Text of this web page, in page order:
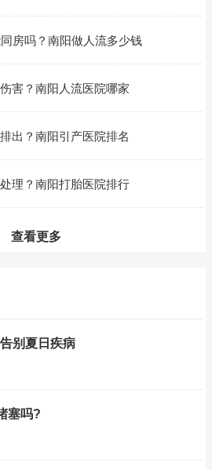
房吗？南阳做人流多少钱
害？南阳人流医院哪家
出？南阳引产医院排名
理？南阳打胎医院排行
查看更多
别夏日疾病
塞吗?